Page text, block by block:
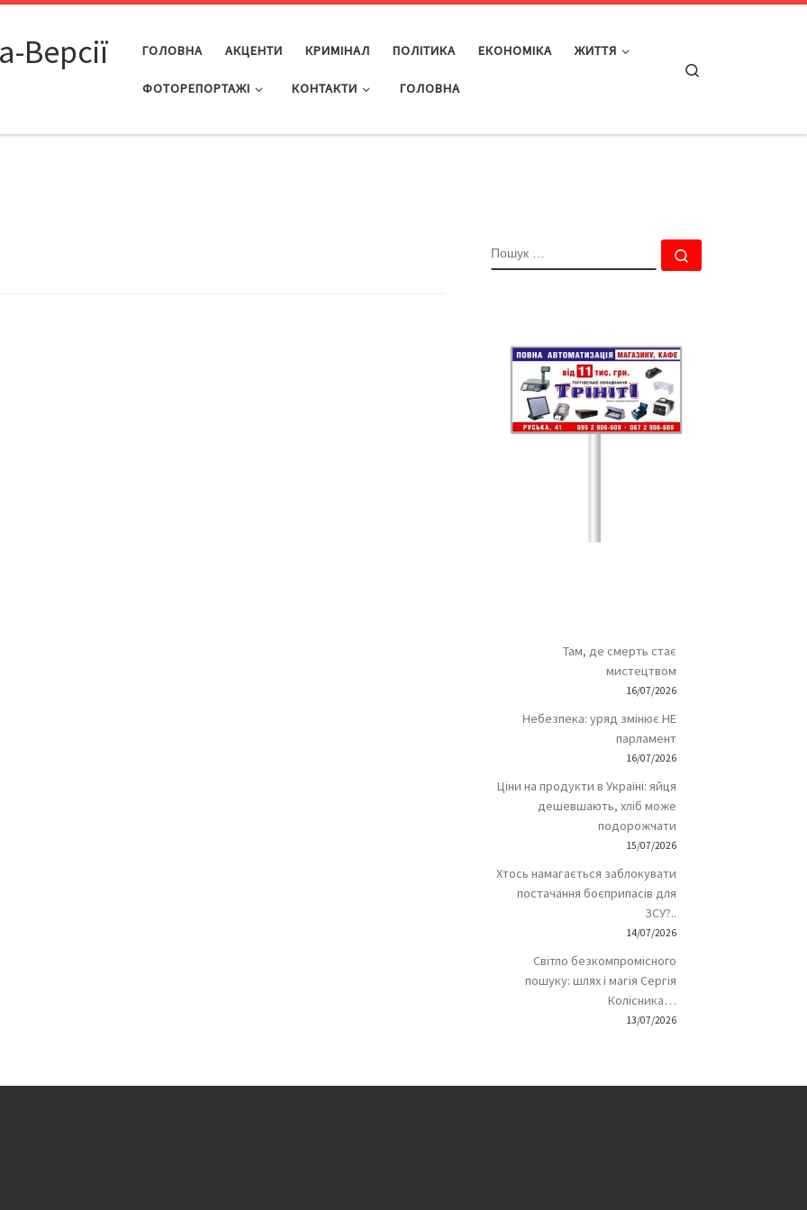
Версії ГОЛОВНА АКЦЕНТИ КРИМІНАЛ ПОЛІТИКА ЕКОНОМІКА ЖИТТЯ
ФОТОРЕПОРТАЖІ КОНТАКТИ ГОЛОВНА
ПОШУК
Там, де смерть стає
мистецтвом
16/07/2026
Небезпека: уряд змінює НЕ
парламент
16/07/2026
Ціни на продукти в Україні: яйця
дешевшають, хліб може
подорожчати
15/07/2026
Хтось намагається заблокувати
постачання боєприпасів для
ЗСУ?..
14/07/2026
Світло безкомпромісного
пошуку: шлях і магія Сергія
Колісника…
13/07/2026